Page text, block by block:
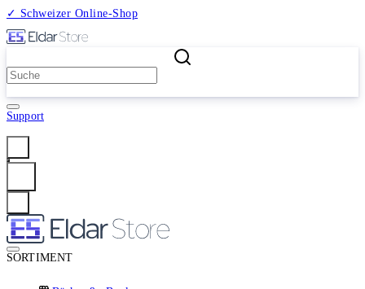
✓ Schweizer Online-Shop
Support
SORTIMENT